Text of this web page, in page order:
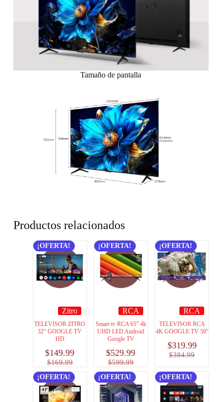
Tamaño de pantalla
Productos relacionados
¡OFERTA!
Zitro
TELEVISOR ZITRO
32″ GOOGLE TV
HD
$169.99
$149.99
¡OFERTA!
RCA
Smart tv RCA 65” 4k
UHD LED Android
Google TV
$599.99
$529.99
¡OFERTA!
RCA
TELEVISOR RCA
4K GOOGLE TV 50″
$384.99
$319.99
¡OFERTA! ¡OFERTA! ¡OFERTA!